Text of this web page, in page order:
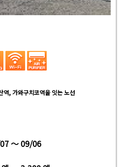
역, 가와구치코역을 잇는 노선
～ 09/06